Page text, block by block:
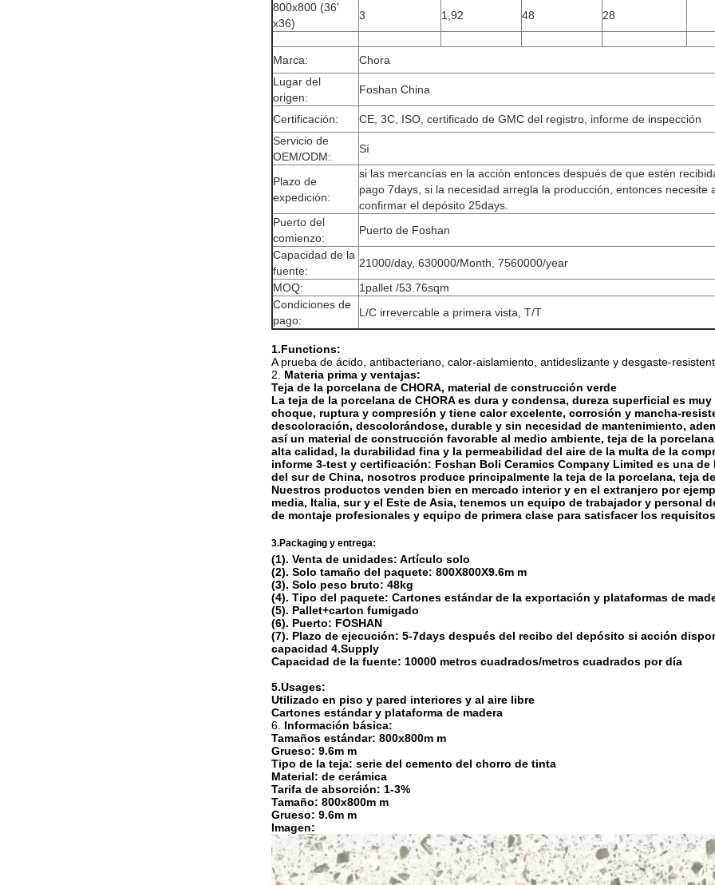
800x800 (36'
x36)
3 1,92 48 28
Marca:
Chora
Lugar del
origen:
Foshan China
Certificación:
CE, 3C, ISO, certificado de GMC del registro, informe de inspección
Servicio de
OEM/ODM:
Sí
Plazo de
expedición:
si las mercancías en la acción entonces después de que estén
pago 7days, si la necesidad arregla la producción, entonces necesite
confirmar el depósito 25days.
Puerto del
comienzo:
Puerto de Foshan
Capacidad de la
fuente:
21000/day, 630000/Month, 7560000/year
MOQ:
1pallet /53.76sqm
Condiciones de
pago:
L/C irrevercable a primera vista, T/T
1.Functions:
A prueba de ácido, antibacteriano, calor-aislamiento, antideslizante y desgaste-
2. Materia prima y ventajas:
Teja de la porcelana de CHORA, material de construcción verde
La teja de la porcelana de CHORA es dura y condensa, dureza superficial es
choque, ruptura y compresión y tiene calor excelente, corrosión y mancha-
descoloración, descolorándose, durable y sin necesidad de mantenimiento,
así un material de construcción favorable al medio ambiente, teja de la
alta calidad, la durabilidad fina y la permeabilidad del aire de la multa de la
informe 3-test y certificación: Foshan Boli Ceramics Company Limited es una
del sur de China, nosotros produce principalmente la teja de la porcelana, teja
Nuestros productos venden bien en mercado interior y en el extranjero por
media, Italia, sur y el Este de Asia, tenemos un equipo de trabajador y personal
de montaje profesionales y equipo de primera clase para satisfacer los
3.Packaging y entrega:
(1). Venta de unidades: Artículo solo
(2). Solo tamaño del paquete: 800X800X9.6m m
(3). Solo peso bruto: 48kg
(4). Tipo del paquete: Cartones estándar de la exportación y plataformas de
(5). Pallet+carton fumigado
(6). Puerto: FOSHAN
(7). Plazo de ejecución: 5-7days después del recibo del depósito si acción
capacidad 4.Supply
Capacidad de la fuente: 10000 metros cuadrados/metros cuadrados por día
5.Usages:
Utilizado en piso y pared interiores y al aire libre
Cartones estándar y plataforma de madera
6. Información básica:
Tamaños estándar: 800x800m m
Grueso: 9.6m m
Tipo de la teja: serie del cemento del chorro de tinta
Material: de cerámica
Tarifa de absorción: 1-3%
Tamaño: 800x800m m
Grueso: 9.6m m
Imagen: